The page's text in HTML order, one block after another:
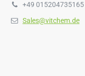
+49 015204735165
Sales@vitchem.de